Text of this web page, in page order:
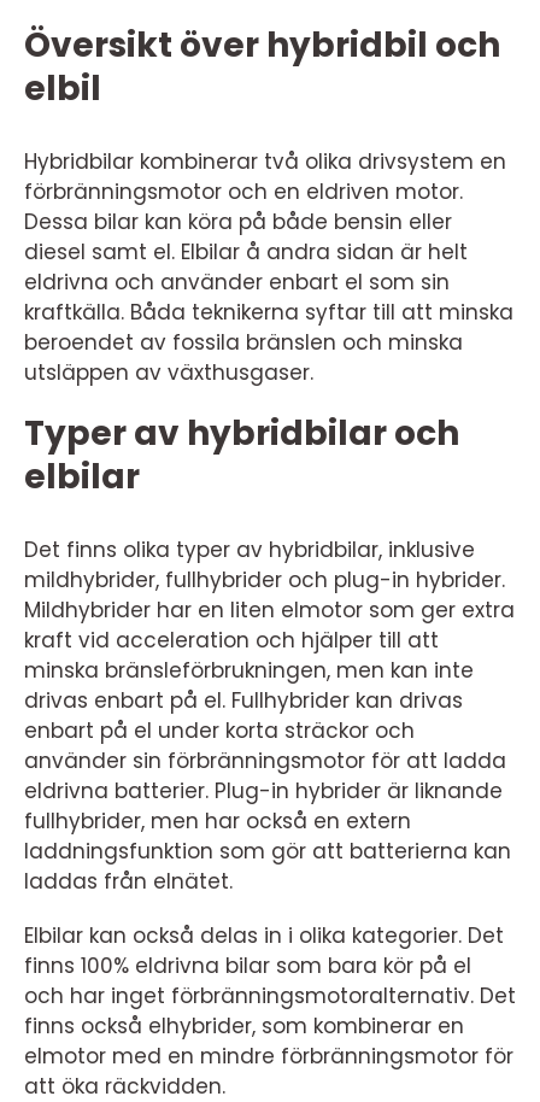
Översikt över hybridbil och
elbil
Hybridbilar kombinerar två olika drivsystem en
förbränningsmotor och en eldriven motor.
Dessa bilar kan köra på både bensin eller
diesel samt el. Elbilar å andra sidan är helt
eldrivna och använder enbart el som sin
kraftkälla. Båda teknikerna syftar till att minska
beroendet av fossila bränslen och minska
utsläppen av växthusgaser.
Typer av hybridbilar och
elbilar
Det finns olika typer av hybridbilar, inklusive
mildhybrider, fullhybrider och plug-in hybrider.
Mildhybrider har en liten elmotor som ger extra
kraft vid acceleration och hjälper till att
minska bränsleförbrukningen, men kan inte
drivas enbart på el. Fullhybrider kan drivas
enbart på el under korta sträckor och
använder sin förbränningsmotor för att ladda
eldrivna batterier. Plug-in hybrider är liknande
fullhybrider, men har också en extern
laddningsfunktion som gör att batterierna kan
laddas från elnätet.
Elbilar kan också delas in i olika kategorier. Det
finns 100% eldrivna bilar som bara kör på el
och har inget förbränningsmotoralternativ. Det
finns också elhybrider, som kombinerar en
elmotor med en mindre förbränningsmotor för
att öka räckvidden.